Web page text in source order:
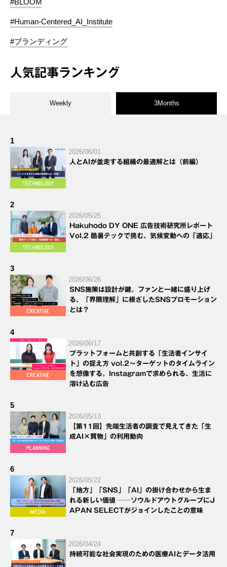
#BLOOM
#Human-Centered_AI_Institute
#ブランディング
人気記事ランキング
Weekly 3Months
1
2026/06/01
人とAIが並走する組織の最適解とは（前編）
2
2026/05/25
Hakuhodo DY ONE 広告技術研究所レポート
Vol.2 酷暑テックで挑む、気候変動への「適応」
3
2026/06/26
SNS施策は設計が鍵。ファンと一緒に盛り上げ
る、「界隈理解」に根ざしたSNSプロモーション
とは？
4
2026/06/17
プラットフォームと共創する「生活者インサイ
ト」の捉え方 vol.2～ターゲットのタイムライン
を想像する。Instagramで求められる、生活に
溶け込む広告
5
2026/05/13
【第11回】先端生活者の調査で見えてきた「生
成AI×買物」の利用動向
6
2026/05/22
「地方」「SNS」「AI」の掛け合わせから生ま
れる新しい価値 ──ソウルドアウトグループにJ
APAN SELECTがジョインしたことの意味
7
2026/04/24
持続可能な社会実現のための医療AIとデータ活用